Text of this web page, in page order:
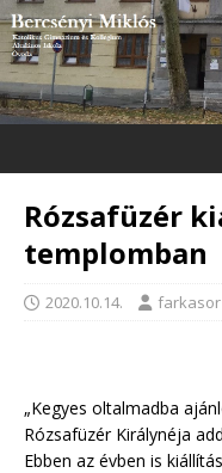
Rózsafüzér
templomban
2020.10.14. farkasor
„Kegyes oltalmadba
Rózsafüzér Királynéja
Ebben az évben is